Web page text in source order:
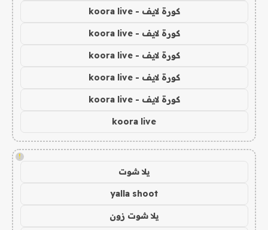
كورة لايف - koora live
كورة لايف - koora live
كورة لايف - koora live
كورة لايف - koora live
كورة لايف - koora live
koora live
!
يلا شوت
yalla shoot
يلا شوت زون